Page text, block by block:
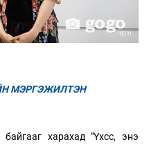
МЭРГЭЖИЛТЭН
харахад "Үхсс, энэ